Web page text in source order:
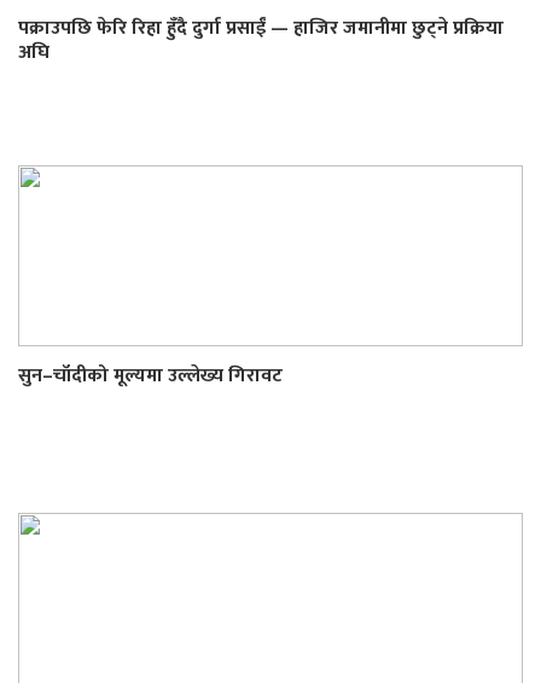
पक्राउपछि फेरि रिहा हुँदै दुर्गा प्रसाईं — हाजिर जमानीमा छुट्ने प्रक्रिया
अघि
सुन–चाँदीको मूल्यमा उल्लेख्य गिरावट